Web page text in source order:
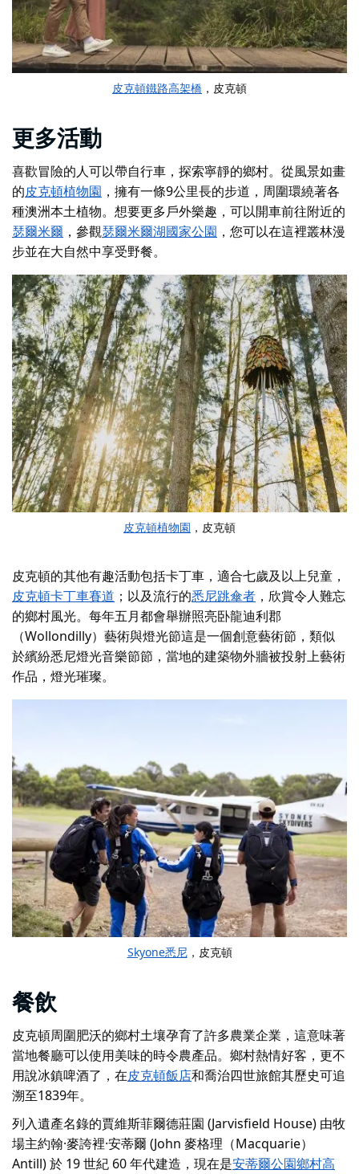
皮克頓鐵路高架橋 ，皮克頓
更多活動
喜歡冒險的人可以帶自行車，探索寧靜的鄉村。從風景如畫
的皮克頓植物園 ，擁有一條9公里長的步道，周圍環繞著各
種澳洲本土植物。想要更多戶外樂趣，可以開車前往附近的
瑟爾米爾 ，參觀瑟爾米爾湖國家公園 ，您可以在這裡叢林漫
步並在大自然中享受野餐。
皮克頓植物園 ，皮克頓
皮克頓的其他有趣活動包括卡丁車，適合七歲及以上兒童，
皮克頓卡丁車賽道 ；以及流行的悉尼跳傘者 ，欣賞令人難忘
的鄉村風光。每年五月都會舉辦照亮卧龍迪利郡
（Wollondilly）藝術與燈光節這是一個創意藝術節，類似
於繽紛悉尼燈光音樂節節 ，當地的建築物外牆被投射上藝術
作品，燈光璀璨。
Skyone悉尼，皮克頓
餐飲
皮克頓周圍肥沃的鄉村土壤孕育了許多農業企業，這意味著
當地餐廳可以使用美味的時令農產品。鄉村熱情好客，更不
用說冰鎮啤酒了，在皮克頓飯店和喬治四世旅館其歷史可追
溯至1839年。
列入遺產名錄的賈維斯菲爾德莊園 (Jarvisfield House) 由牧
場主約翰·麥誇裡·安蒂爾 (John 麥格理（Macquarie）
Antill) 於 19 世紀 60 年代建造，現在是安蒂爾公園鄉村高